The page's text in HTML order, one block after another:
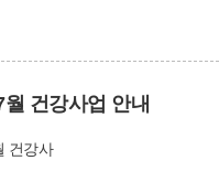
건강사업 안내